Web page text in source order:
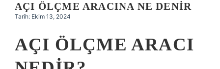
Hakkımızda
AÇI ÖLÇME ARACINA NE DENIR
Tarih: Ekim 13, 2024
AÇI ÖLÇME ARACI